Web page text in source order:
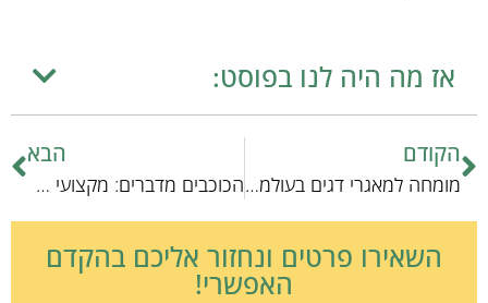
אז מה היה לנו בפוסט:
הקודם
מומחה למאגרי דגים בעולמיים: ניתוח עומק
הבא
הכוכבים מדברים: מקצועי במזל דגים
השאירו פרטים ונחזור אליכם בהקדם
האפשרי!